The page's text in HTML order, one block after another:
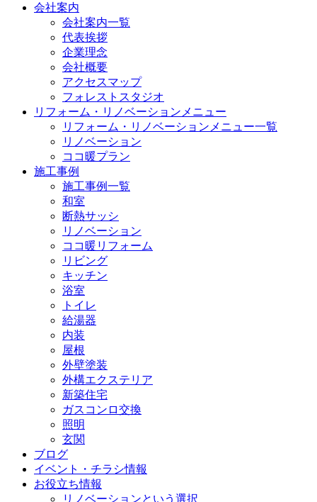
会社案内
会社案内一覧
代表挨拶
企業理念
会社概要
アクセスマップ
フォレストスタジオ
リフォーム・リノベーションメニュー
リフォーム・リノベーションメニュー一覧
リノベーション
ココ暖プラン
施工事例
施工事例一覧
和室
断熱サッシ
リノベーション
ココ暖リフォーム
リビング
キッチン
浴室
トイレ
給湯器
内装
屋根
外壁塗装
外構エクステリア
新築住宅
ガスコンロ交換
照明
玄関
ブログ
イベント・チラシ情報
お役立ち情報
リノベーションという選択